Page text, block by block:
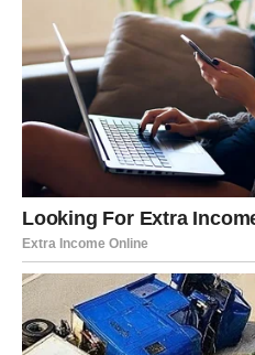
zamijenit će ih osjećaj
Na porodičnom planu
razgovor ili okupljanje
podsjetiti vas koliko je važno
Zvijezde vas savjetuju da ne
što ste strpljivo gradili sada
Lav
Lav ulazi u jedan od